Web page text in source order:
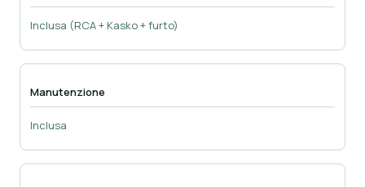
Inclusa (RCA + Kasko + furto)
Manutenzione
Inclusa